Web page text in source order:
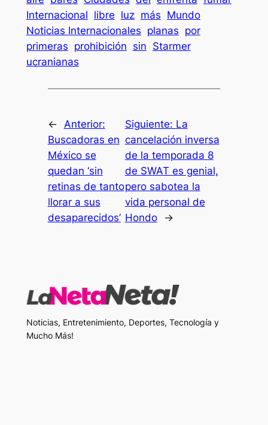
Internacional libre luz más Mundo
Noticias Internacionales planas por
primeras prohibición sin Starmer
ucranianas
←
Anterior:
Buscadoras en
México se
quedan ‘sin
retinas de tanto
llorar a sus
desaparecidos’
Siguiente: La
cancelación inversa
de la temporada 8
de SWAT es genial,
pero sabotea la
vida personal de
Hondo
→
Noticias, Entretenimiento, Deportes, Tecnología y
Mucho Más!